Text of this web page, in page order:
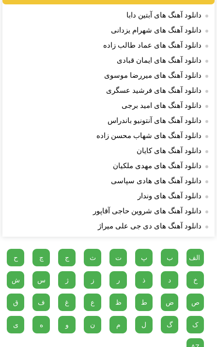
دانلود آهنگ های آبتین دابا
دانلود آهنگ های شهرام یزدانی
دانلود آهنگ های عماد طالب زاده
دانلود آهنگ های ایمان قبادی
دانلود آهنگ های میررضا موسوی
دانلود آهنگ های فرشید عسگری
دانلود آهنگ های امید برجی
دانلود آهنگ های آنتونیو باندراس
دانلود آهنگ های شهاب محسن زاده
دانلود آهنگ های کایان
دانلود آهنگ های مهدی ملکیان
دانلود آهنگ های هادی سپاسی
دانلود آهنگ های وندار
دانلود آهنگ های شروین حاجی آقاپور
دانلود آهنگ های دی جی علی میراژ
الف ب پ ت ث ج چ ح
خ د ذ ر ز ژ س ش
ص ض ط ظ ع غ ف ق
ک گ ل م ن و ه ی